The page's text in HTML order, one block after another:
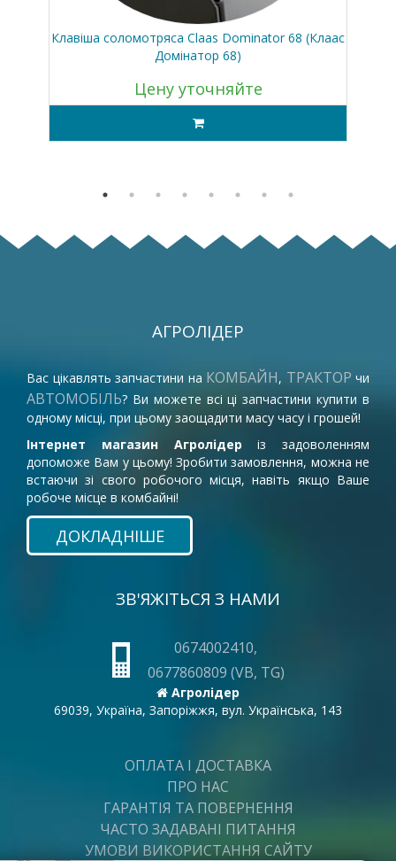
Клавіша соломотряса Claas Dominator 68 (Клаас
Домінатор 68)
Цену уточняйте
АГРОЛІДЕР
Вас цікавлять запчастини на КОМБАЙН, ТРАКТОР чи
АВТОМОБІЛЬ? Ви можете всі ці запчастини купити в
одному місці, при цьому заощадити масу часу і грошей!
Інтернет магазин Агролідер із задоволенням
допоможе Вам у цьому! Зробити замовлення, можна не
встаючи зі свого робочого місця, навіть якщо Ваше
робоче місце в комбайні!
ДОКЛАДНІШЕ
ЗВ'ЯЖІТЬСЯ З НАМИ
0674002410,
0677860809 (VB, TG)
Агролідер
69039, Україна, Запоріжжя, вул. Українська, 143
ОПЛАТА І ДОСТАВКА
ПРО НАС
ГАРАНТІЯ ТА ПОВЕРНЕННЯ
ЧАСТО ЗАДАВАНІ ПИТАННЯ
УМОВИ ВИКОРИСТАННЯ САЙТУ